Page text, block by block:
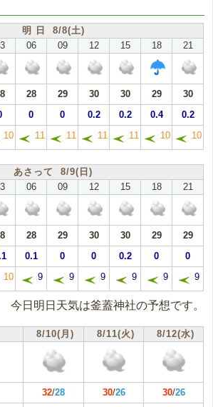
明 日 8/8(土)
06 09 12 15 18 21
28 29 30 30 29
30
0 0 0.2 0.2 0.4 0.2
10 11 11 11 11 10 10
あさって 8/9(日)
06 09 12 15 18 21
28 29 30 30 29
29
0.1 0 0 0.2 0 0
10 9 9 9 9 9 9
今日明日天気は釜蓋神社の予想です。
8/10(月) 8/11(火) 8/12(水)
32/28 30/26 30/26